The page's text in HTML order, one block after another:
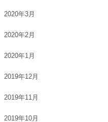
2020年3月
2020年2月
2020年1月
2019年12月
2019年11月
2019年10月